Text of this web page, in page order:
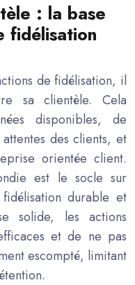
: la base
fidélisation
de fidélisation, il
sa clientèle. Cela
disponibles, de
des clients, et
orientée client.
est le socle sur
durable et
solide, les actions
et de ne pas
escompté, limitant